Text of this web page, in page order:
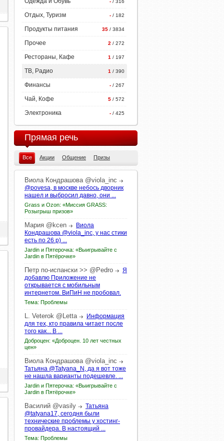
- / 316
- / 182
Отдых, Туризм
35 / 3834
Продукты питания
2 / 272
Прочее
1 / 197
Рестораны, Кафе
1 / 390
ТВ, Радио
- / 267
Финансы
5 / 572
Чай, Кофе
- / 425
Электроника
Прямая речь
Все Акции Общение Призы
Виола Кондрашова @viola_inc
@povesa, в москве небось дворник
нашел и выбросил давно, они ...
Grass и Ozon: «Миссия GRASS:
Розыгрыш призов»
Мария @kcen
Виола
Кондрашова @viola_inc, у нас стики
есть по 26 р) ...
Jardin и Пятерочка: «Выигрывайте с
Jardin в Пятёрочке»
Петр по-испански >> @Pedro
Я
добавлю Приложение не
открывается с мобильным
интернетом. ВиПиН не пробовал.
Тема: Проблемы
L. Veterok @Letta
Информация
для тех, кто правила читает после
того как... В ...
Доброцен: «Доброцен. 10 лет честных
цен»
Виола Кондрашова @viola_inc
Татьяна @Tatyana_N, да я вот тоже
не нашла варианты подешевле. ...
Jardin и Пятерочка: «Выигрывайте с
Jardin в Пятёрочке»
Василий @vasily
Татьяна
@tatyana17, сегодня были
технические проблемы у хостинг-
провайдера. В настоящий ...
Тема: Проблемы